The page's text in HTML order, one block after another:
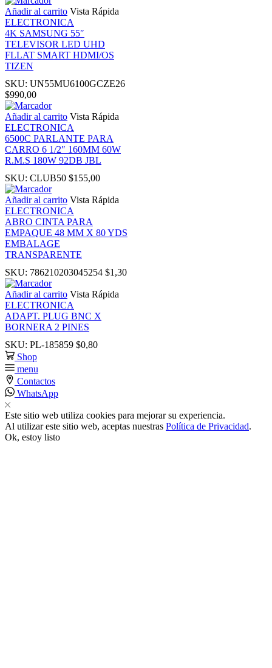
panel
panel
panel
Panel
panel
panel
Añadir al carrito Vista Rápida
ELECTRONICA
4K SAMSUNG 55″
TELEVISOR LED UHD
FLLAT SMART HDMI/OS
TIZEN
SKU: UN55MU6100GCZE26
$990,00
Añadir al carrito Vista Rápida
ELECTRONICA
6500C PARLANTE PARA
CARRO 6 1/2″ 160MM 60W
R.M.S 180W 92DB JBL
SKU: CLUB50 $155,00
Añadir al carrito Vista Rápida
ELECTRONICA
ABRO CINTA PARA
EMPAQUE 48 MM X 80 YDS
EMBALAGE
TRANSPARENTE
SKU: 786210203045254 $1,30
Añadir al carrito Vista Rápida
ELECTRONICA
ADAPT. PLUG BNC X
BORNERA 2 PINES
SKU: PL-185859 $0,80
Shop
menu
Contactos
WhatsApp
Este sitio web utiliza cookies para mejorar su experiencia.
Al utilizar este sitio web, aceptas nuestras Política de Privacidad.
Ok, estoy listo